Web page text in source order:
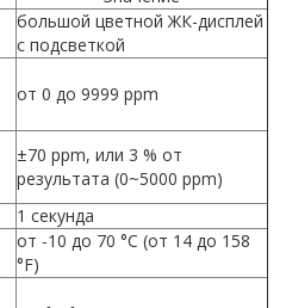
большой цветной ЖК-дисплей
с подсветкой
от 0 до 9999 ppm
±70 ppm, или 3 % от
результата (0~5000 ppm)
1 секунда
от -10 до 70 °С (от 14 до 158
°F)